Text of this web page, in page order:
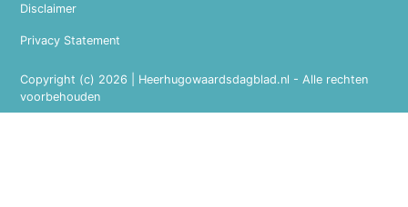
Copyright (c) 2026 | Heerhugowaardsdagblad.nl - Alle rechten
voorbehouden
Disclaimer
Privacy Statement